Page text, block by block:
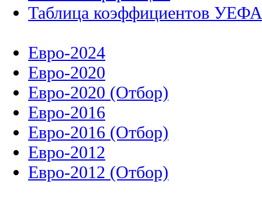
Таблица коэффициентов УЕФА
Евро-2024
Евро-2020
Евро-2020 (Отбор)
Евро-2016
Евро-2016 (Отбор)
Евро-2012
Евро-2012 (Отбор)